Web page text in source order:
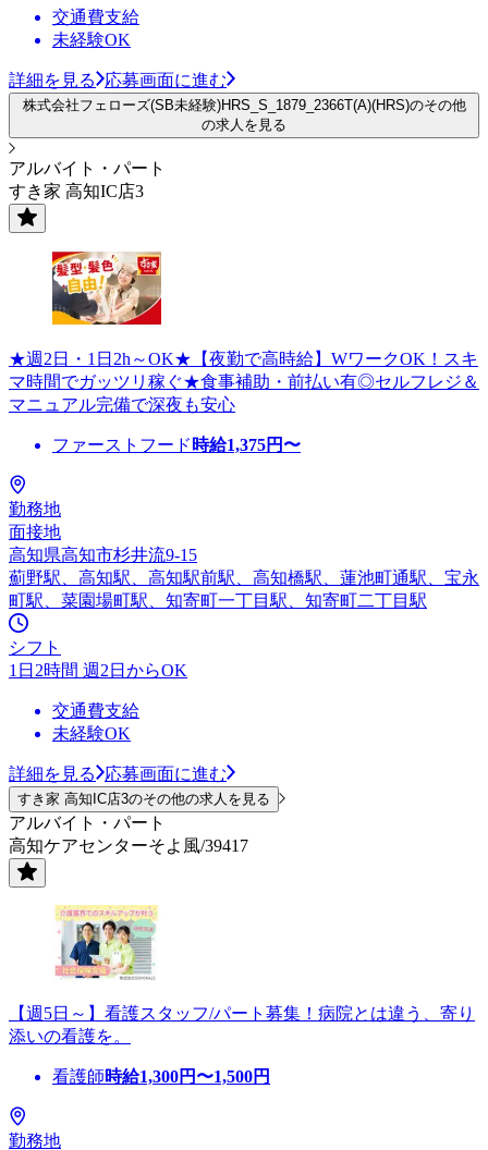
交通費支給
未経験OK
詳細を見る 応募画面に進む
株式会社フェローズ(SB未経験)HRS_S_1879_2366T(A)(HRS)のその他
の求人を見る
アルバイト・パート
すき家 高知IC店3
★週2日・1日2h～OK★【夜勤で高時給】WワークOK！スキ
マ時間でガッツリ稼ぐ★食事補助・前払い有◎セルフレジ＆
マニュアル完備で深夜も安心
ファーストフード 時給1,375円〜
勤務地
面接地
高知県高知市杉井流9-15
薊野駅、高知駅、高知駅前駅、高知橋駅、蓮池町通駅、宝永
町駅、菜園場町駅、知寄町一丁目駅、知寄町二丁目駅
シフト
1日2時間 週2日からOK
交通費支給
未経験OK
詳細を見る 応募画面に進む
すき家 高知IC店3のその他の求人を見る
アルバイト・パート
高知ケアセンターそよ風/39417
【週5日～】看護スタッフ/パート募集！病院とは違う、寄り
添いの看護を。
看護師時給1,300円〜1,500円
勤務地